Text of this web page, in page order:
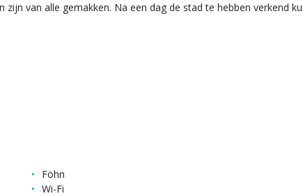
van alle gemakken. Na een dag de stad te hebben verkend
Föhn
Wi-Fi